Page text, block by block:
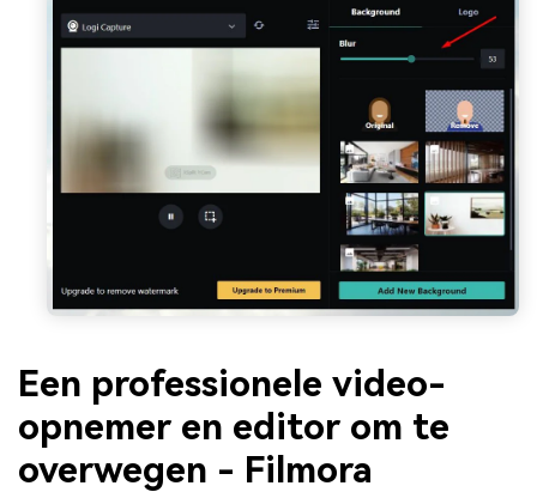
Een professionele video-
opnemer en editor om te
overwegen - Filmora